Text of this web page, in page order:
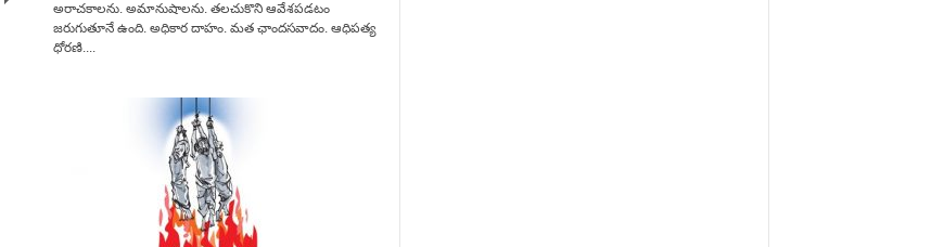
అరాచకాలను. అమానుషాలను. తలచుకొని ఆవేశపడటం
జరుగుతూనే ఉంది. అధికార దాహం. మత ఛాందసవాదం. ఆధిపత్య
ధోరణి....